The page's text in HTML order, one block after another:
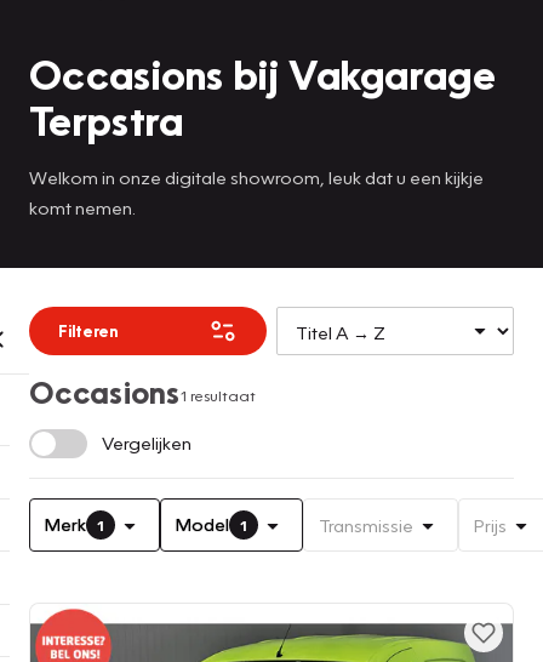
Occasions bij Vakgarage
Terpstra
Welkom in onze digitale showroom, leuk dat u een kijkje
komt nemen.
Filteren
Occasions1 resultaat
Vergelijken
Merk 1 Model 1 Transmissie Prijs